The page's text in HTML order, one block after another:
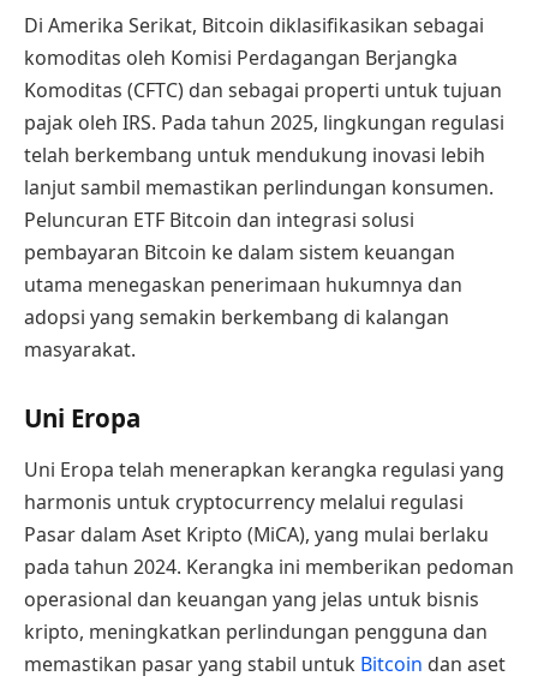
Di Amerika Serikat, Bitcoin diklasifikasikan sebagai
komoditas oleh Komisi Perdagangan Berjangka
Komoditas (CFTC) dan sebagai properti untuk tujuan
pajak oleh IRS. Pada tahun 2025, lingkungan regulasi
telah berkembang untuk mendukung inovasi lebih
lanjut sambil memastikan perlindungan konsumen.
Peluncuran ETF Bitcoin dan integrasi solusi
pembayaran Bitcoin ke dalam sistem keuangan
utama menegaskan penerimaan hukumnya dan
adopsi yang semakin berkembang di kalangan
masyarakat.
Uni Eropa
Uni Eropa telah menerapkan kerangka regulasi yang
harmonis untuk cryptocurrency melalui regulasi
Pasar dalam Aset Kripto (MiCA), yang mulai berlaku
pada tahun 2024. Kerangka ini memberikan pedoman
operasional dan keuangan yang jelas untuk bisnis
kripto, meningkatkan perlindungan pengguna dan
memastikan pasar yang stabil untuk Bitcoin dan aset